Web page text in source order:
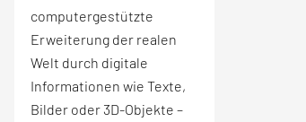
computergestützte
Erweiterung der realen
Welt durch digitale
Informationen wie Texte,
Bilder oder 3D-Objekte –